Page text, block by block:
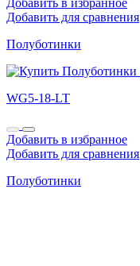
Добавить в избранное
Добавить для сравнения
Полуботинки
WG5-18-LT
Добавить в избранное
Добавить для сравнения
Полуботинки